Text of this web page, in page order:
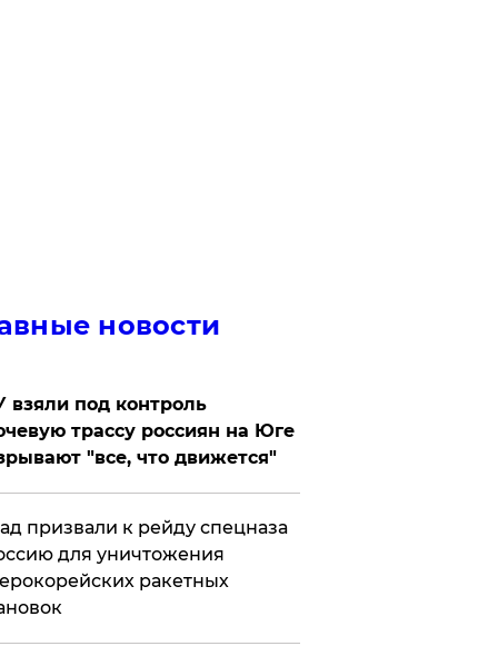
новости
взяли под контроль
трассу россиян на Юге
"все, что движется"
призвали к рейду спецназа
для уничтожения
ракетных